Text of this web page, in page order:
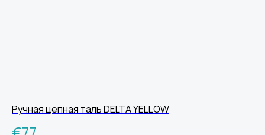
Ручная цепная таль DELTA YELLOW